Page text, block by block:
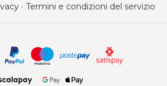
· Termini e condizioni del servizio